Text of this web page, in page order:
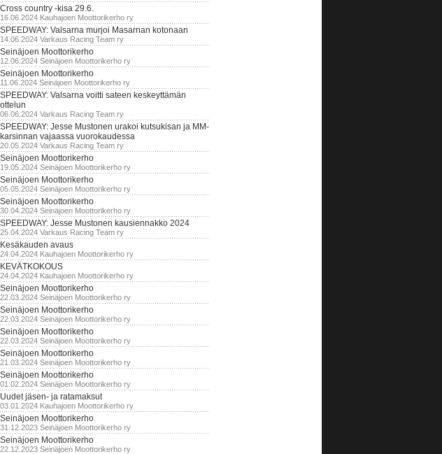
Cross country -kisa 29.6.
16.06.2024 Kauhajoen Moottorikerho ry
SPEEDWAY: Valsarna murjoi Masarnan kotonaan
14.06.2024 Varkaus Racing Team ry
Seinäjoen Moottorikerho
12.06.2024 Seinäjoen Moottorikerho ry
Seinäjoen Moottorikerho
11.06.2024 Seinäjoen Moottorikerho ry
SPEEDWAY: Valsarna voitti sateen keskeyttämän
ottelun
06.06.2024 Varkaus Racing Team ry
SPEEDWAY: Jesse Mustonen urakoi kutsukisan ja MM-
karsinnan vajaassa vuorokaudessa
20.05.2024 Varkaus Racing Team ry
Seinäjoen Moottorikerho
19.05.2024 Seinäjoen Moottorikerho ry
Seinäjoen Moottorikerho
05.05.2024 Seinäjoen Moottorikerho ry
Seinäjoen Moottorikerho
30.04.2024 Seinäjoen Moottorikerho ry
SPEEDWAY: Jesse Mustonen kausiennakko 2024
25.04.2024 Varkaus Racing Team ry
Kesäkauden avaus
24.04.2024 Kauhajoen Moottorikerho ry
KEVÄTKOKOUS
24.04.2024 Kauhajoen Moottorikerho ry
Seinäjoen Moottorikerho
22.03.2024 Seinäjoen Moottorikerho ry
Seinäjoen Moottorikerho
22.03.2024 Seinäjoen Moottorikerho ry
Seinäjoen Moottorikerho
22.03.2024 Seinäjoen Moottorikerho ry
Seinäjoen Moottorikerho
21.03.2024 Seinäjoen Moottorikerho ry
Seinäjoen Moottorikerho
01.02.2024 Seinäjoen Moottorikerho ry
Uudet jäsen- ja ratamaksut
03.01.2024 Kauhajoen Moottorikerho ry
Seinäjoen Moottorikerho
31.12.2023 Seinäjoen Moottorikerho ry
Seinäjoen Moottorikerho
22.12.2023 Seinäjoen Moottorikerho ry